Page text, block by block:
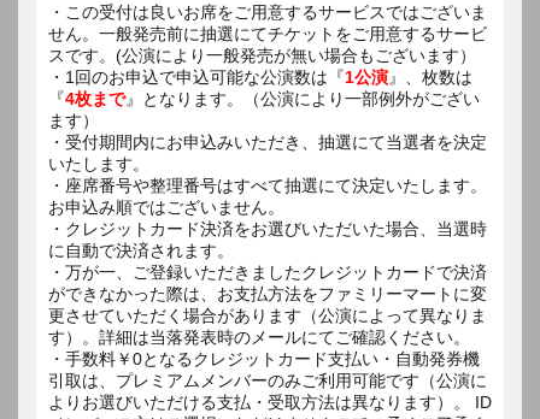
・この受付は良いお席をご用意するサービスではございま
せん。一般発売前に抽選にてチケットをご用意するサービ
スです。(公演により一般発売が無い場合もございます）
・1回のお申込で申込可能な公演数は『1公演』、枚数は
『4枚まで』となります。（公演により一部例外がござい
ます）
・受付期間内にお申込みいただき、抽選にて当選者を決定
いたします。
・座席番号や整理番号はすべて抽選にて決定いたします。
お申込み順ではございません。
・クレジットカード決済をお選びいただいた場合、当選時
に自動で決済されます。
・万が一、ご登録いただきましたクレジットカードで決済
ができなかった際は、お支払方法をファミリーマートに変
更させていただく場合があります（公演によって異なりま
す）。詳細は当落発表時のメールにてご確認ください。
・手数料￥0となるクレジットカード支払い・自動発券機
引取は、プレミアムメンバーのみご利用可能です（公演に
よりお選びいただける支払・受取方法は異なります）。 ID